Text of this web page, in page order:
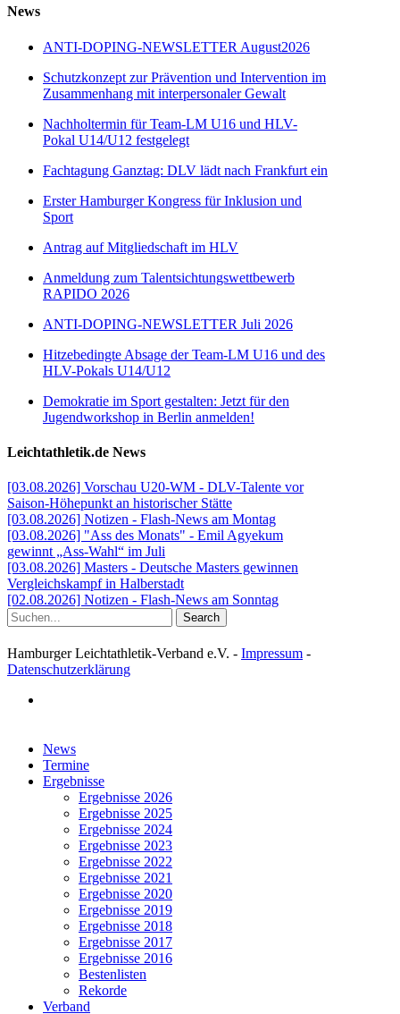
News
ANTI-DOPING-NEWSLETTER August2026
Schutzkonzept zur Prävention und Intervention im
Zusammenhang mit interpersonaler Gewalt
Nachholtermin für Team-LM U16 und HLV-
Pokal U14/U12 festgelegt
Fachtagung Ganztag: DLV lädt nach Frankfurt ein
Erster Hamburger Kongress für Inklusion und
Sport
Antrag auf Mitgliedschaft im HLV
Anmeldung zum Talentsichtungswettbewerb
RAPIDO 2026
ANTI-DOPING-NEWSLETTER Juli 2026
Hitzebedingte Absage der Team-LM U16 und des
HLV-Pokals U14/U12
Demokratie im Sport gestalten: Jetzt für den
Jugendworkshop in Berlin anmelden!
Leichtathletik.de News
[03.08.2026] Vorschau U20-WM - DLV-Talente vor
Saison-Höhepunkt an historischer Stätte
[03.08.2026] Notizen - Flash-News am Montag
[03.08.2026] "Ass des Monats" - Emil Agyekum
gewinnt „Ass-Wahl“ im Juli
[03.08.2026] Masters - Deutsche Masters gewinnen
Vergleichskampf in Halberstadt
[02.08.2026] Notizen - Flash-News am Sonntag
Search
Hamburger Leichtathletik-Verband e.V. - Impressum -
Datenschutzerklärung
Close
Menu
News
Termine
Ergebnisse
Ergebnisse 2026
Ergebnisse 2025
Ergebnisse 2024
Ergebnisse 2023
Ergebnisse 2022
Ergebnisse 2021
Ergebnisse 2020
Ergebnisse 2019
Ergebnisse 2018
Ergebnisse 2017
Ergebnisse 2016
Bestenlisten
Rekorde
Verband